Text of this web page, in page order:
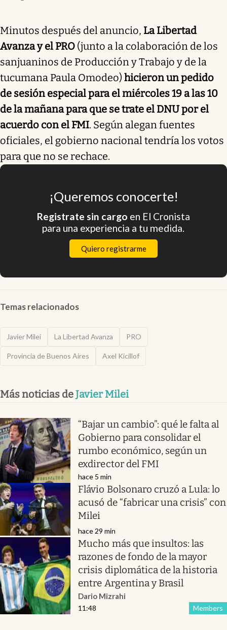
Minutos después del anuncio, La Libertad
Avanza y el PRO (junto a la colaboración de los
sanjuaninos de Producción y Trabajo y de la
tucumana Paula Omodeo) hicieron un pedido
de sesión especial para el miércoles 19 a las 10
de la mañana para que se trate el DNU por el
acuerdo con el FMI. Según alegan fuentes
oficiales, el gobierno nacional tendría los votos
para que no se rechace.
¡Queremos conocerte!
Registrate sin cargo en El Cronista
para una experiencia a tu medida.
Quiero registrarme
Temas relacionados
Javier Milei La Libertad Avanza PRO
Provincia de Buenos Aires Axel Kicillof
Más noticias deJavier Milei
“Bajar un cambio”: qué le falta al
Gobierno para consolidar el
rumbo económico, según un
exdirector del FMI
hace 5 min
Flávio Bolsonaro cruzó a Lula: lo
acusó de “fabricar una crisis” con
Milei
hace 29 min
Mucho más que insultos: las
razones de fondo de la mayor
crisis diplomática de la historia
entre Argentina y Brasil
Dario Mizrahi
Members
11:48